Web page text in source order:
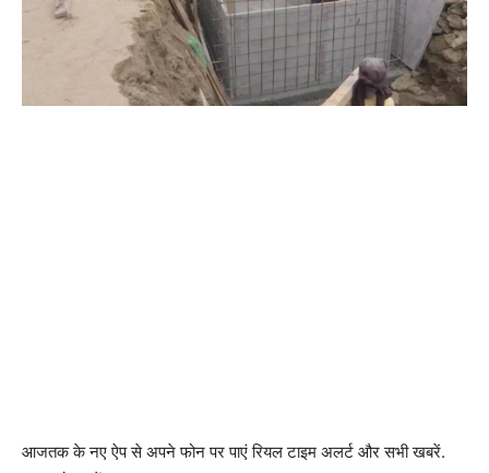
आजतक के नए ऐप से अपने फोन पर पाएं रियल टाइम अलर्ट और सभी खबरें.